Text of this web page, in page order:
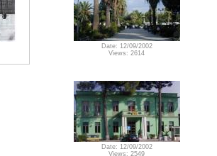
Date: 12/09/2002
Views: 2614
Date: 12/09/2002
Views: 2549